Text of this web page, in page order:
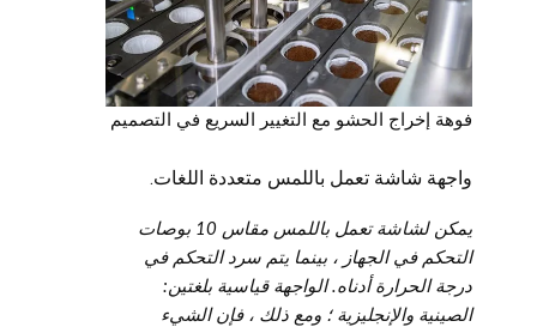
فوهة إخراج الحشو مع التغيير السريع في التصميم
واجهة شاشة تعمل باللمس متعددة اللغات.
يمكن لشاشة تعمل باللمس مقاس 10 بوصات
التحكم في الجهاز ، بينما يتم سرد التحكم في
درجة الحرارة أدناه. الواجهة قياسية بلغتين:
الصينية والإنجليزية ؛ ومع ذلك ، فإن الشيء